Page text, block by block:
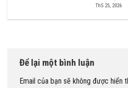
Th5 25, 2026
Để lại một bình luận
Email của bạn sẽ không được hiển